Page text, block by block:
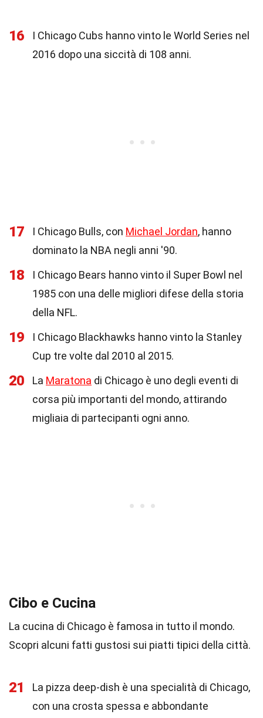
16
I Chicago Cubs hanno vinto le World Series nel
2016 dopo una siccità di 108 anni.
17 I Chicago Bulls, con Michael Jordan, hanno
dominato la NBA negli anni '90.
18
I Chicago Bears hanno vinto il Super Bowl nel
1985 con una delle migliori difese della storia
della NFL.
19
I Chicago Blackhawks hanno vinto la Stanley
Cup tre volte dal 2010 al 2015.
20 La Maratona di Chicago è uno degli eventi di
corsa più importanti del mondo, attirando
migliaia di partecipanti ogni anno.
Cibo e Cucina
La cucina di Chicago è famosa in tutto il mondo.
Scopri alcuni fatti gustosi sui piatti tipici della città.
21
La pizza deep-dish è una specialità di Chicago,
con una crosta spessa e abbondante